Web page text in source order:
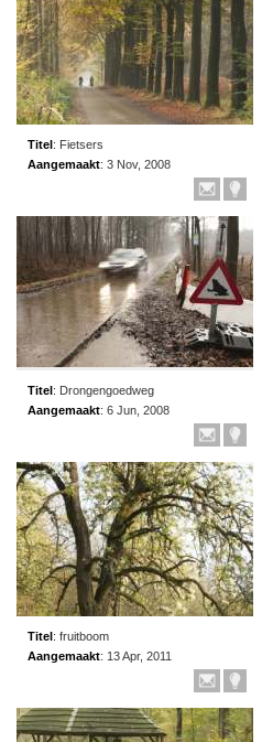
Titel: Fietsers
Aangemaakt: 3 Nov, 2008
Titel: Drongengoedweg
Aangemaakt: 6 Jun, 2008
Titel: fruitboom
Aangemaakt: 13 Apr, 2011